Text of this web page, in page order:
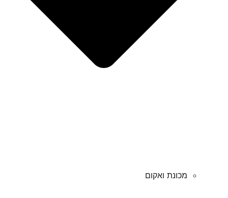
מכונת ואקום